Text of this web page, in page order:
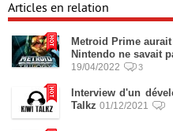
Articles en relation
Metroid Prime
Nintendo ne savait
19/04/2022 3
Interview d'un
Talkz 01/12/2021